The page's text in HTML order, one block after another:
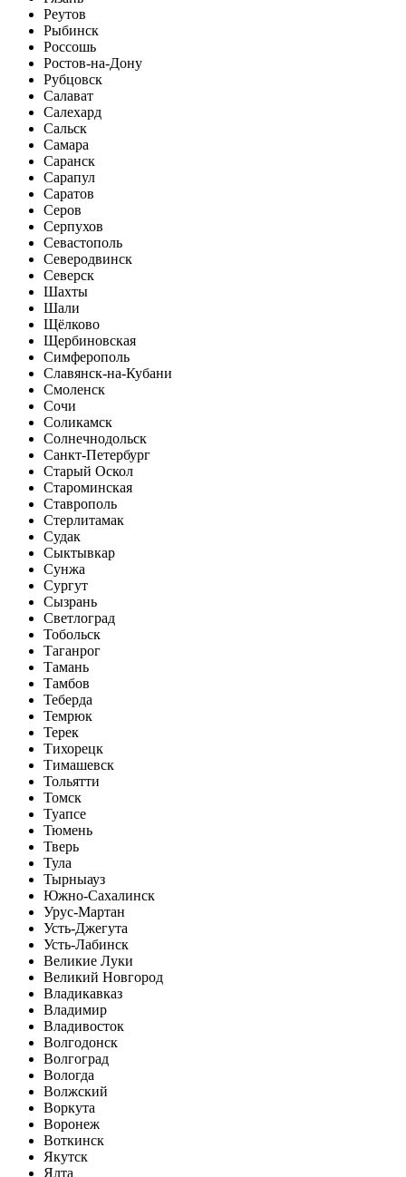
Реутов
Рыбинск
Россошь
Ростов-на-Дону
Рубцовск
Салават
Салехард
Сальск
Самара
Саранск
Сарапул
Саратов
Серов
Серпухов
Севастополь
Северодвинск
Северск
Шахты
Шали
Щёлково
Щербиновская
Симферополь
Славянск-на-Кубани
Смоленск
Сочи
Соликамск
Солнечнодольск
Санкт-Петербург
Старый Оскол
Староминская
Ставрополь
Стерлитамак
Судак
Сыктывкар
Сунжа
Сургут
Сызрань
Светлоград
Тобольск
Таганрог
Тамань
Тамбов
Теберда
Темрюк
Терек
Тихорецк
Тимашевск
Тольятти
Томск
Туапсе
Тюмень
Тверь
Тула
Тырныауз
Южно-Сахалинск
Урус-Мартан
Усть-Джегута
Усть-Лабинск
Великие Луки
Великий Новгород
Владикавказ
Владимир
Владивосток
Волгодонск
Волгоград
Вологда
Волжский
Воркута
Воронеж
Воткинск
Якутск
Ялта